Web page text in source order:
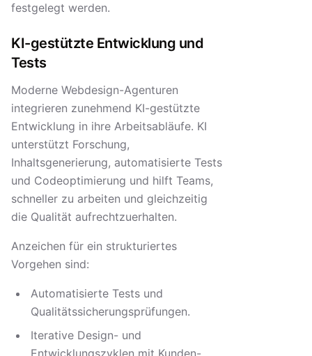
festgelegt werden.
KI-gestützte Entwicklung und
Tests
Moderne Webdesign-Agenturen
integrieren zunehmend KI-gestützte
Entwicklung in ihre Arbeitsabläufe. KI
unterstützt Forschung,
Inhaltsgenerierung, automatisierte Tests
und Codeoptimierung und hilft Teams,
schneller zu arbeiten und gleichzeitig
die Qualität aufrechtzuerhalten.
Anzeichen für ein strukturiertes
Vorgehen sind:
Automatisierte Tests und
Qualitätssicherungsprüfungen.
Iterative Design- und
Entwicklungszyklen mit Kunden-